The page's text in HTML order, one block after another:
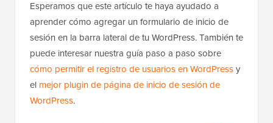
Esperamos que este artículo te haya ayudado a
aprender cómo agregar un formulario de inicio de
sesión en la barra lateral de tu WordPress. También te
puede interesar nuestra guía paso a paso sobre
cómo permitir el registro de usuarios en WordPressy
el mejor plugin de página de inicio de sesión de
WordPress.